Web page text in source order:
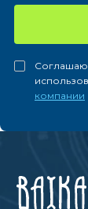
компании